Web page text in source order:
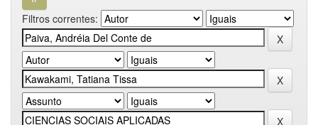
Filtros correntes: